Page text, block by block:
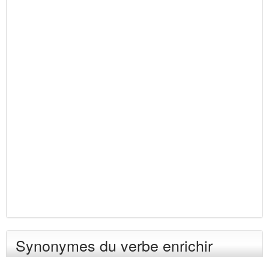
Synonymes du verbe enrichir